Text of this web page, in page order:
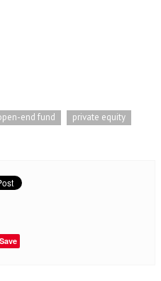
end fund private equity
Save